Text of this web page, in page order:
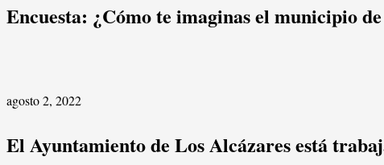
Encuesta: ¿Cómo te imaginas el municipio
agosto 2, 2022
El Ayuntamiento de Los Alcázares está